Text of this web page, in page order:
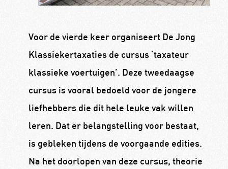
Voor de vierde keer organiseert De Jong
Klassiekertaxaties de cursus ‘taxateur
klassieke voertuigen’. Deze tweedaagse
cursus is vooral bedoeld voor de jongere
liefhebbers die dit hele leuke vak willen
leren. Dat er belangstelling voor bestaat,
is gebleken tijdens de voorgaande edities.
Na het doorlopen van deze cursus, theorie